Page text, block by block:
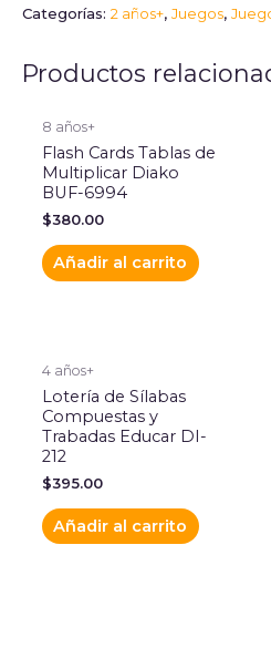
Categorías: 2 años+, Juegos,
Productos
8 años+
Flash Cards Tablas de
Multiplicar Diako
BUF-6994
$380.00
Añadir al carrito
4 años+
Lotería de Sílabas
Compuestas y
Trabadas Educar DI-
212
$395.00
Añadir al carrito